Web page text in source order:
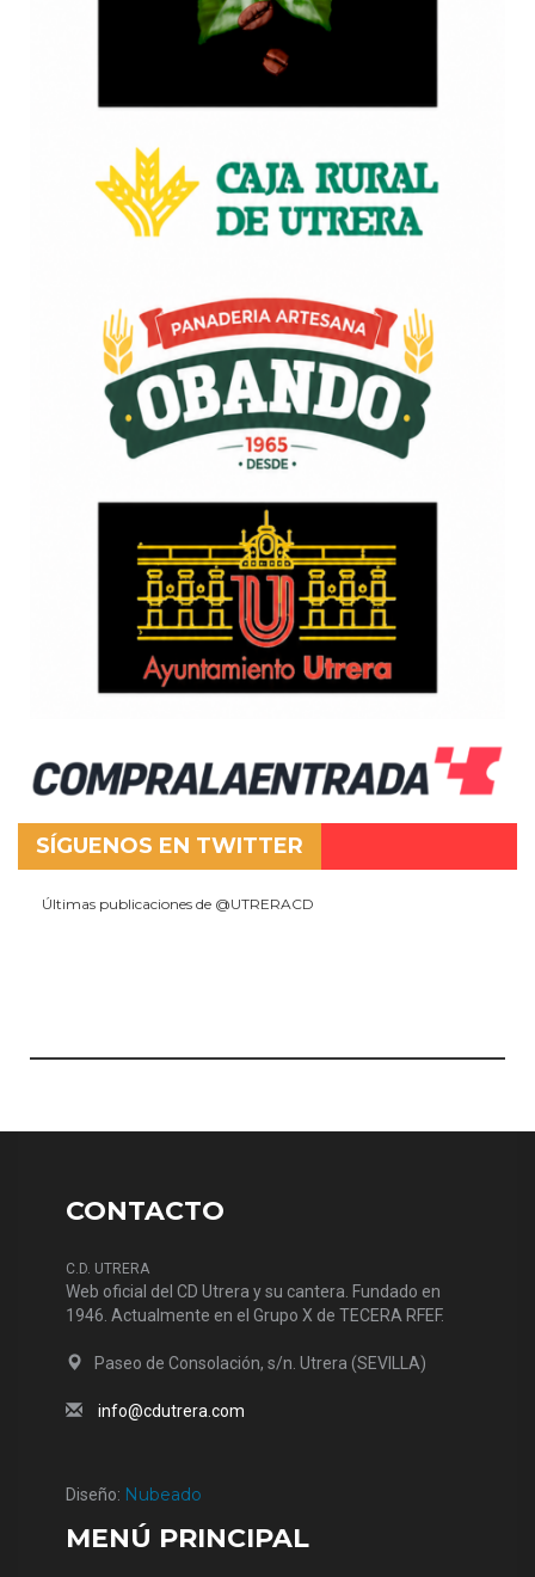
SÍGUENOS EN TWITTER
Últimas publicaciones de @UTRERACD
CONTACTO
C.D. UTRERA
Web oficial del CD Utrera y su cantera. Fundado en
1946. Actualmente en el Grupo X de TECERA RFEF.
Paseo de Consolación, s/n. Utrera (SEVILLA)
info@cdutrera.com
Diseño: Nubeado
MENÚ PRINCIPAL